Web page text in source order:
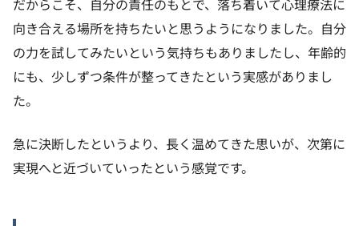
向き合える場所を持ちたいと思うようになりました。自分
の力を試してみたいという気持ちもありましたし、年齢的
にも、少しずつ条件が整ってきたという実感がありまし
た。
急に決断したというより、長く温めてきた思いが、次第に
実現へと近づいていったという感覚です。